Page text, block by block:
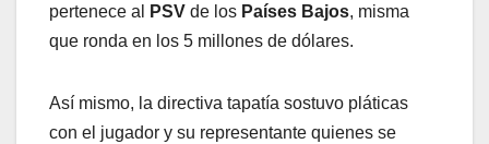
pertenece al
PSV de los Países Bajos, misma
que ronda en los 5 millones de dólares.
Así mismo, la directiva tapatía sostuvo pláticas
con el jugador y su representante quienes se